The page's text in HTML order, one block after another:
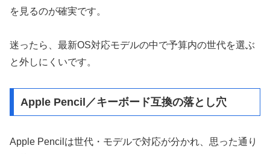
を見るのが確実です。
迷ったら、最新OS対応モデルの中で予算内の世代を選ぶ
と外しにくいです。
Apple Pencil／キーボード互換の落とし穴
Apple Pencilは世代・モデルで対応が分かれ、思った通り